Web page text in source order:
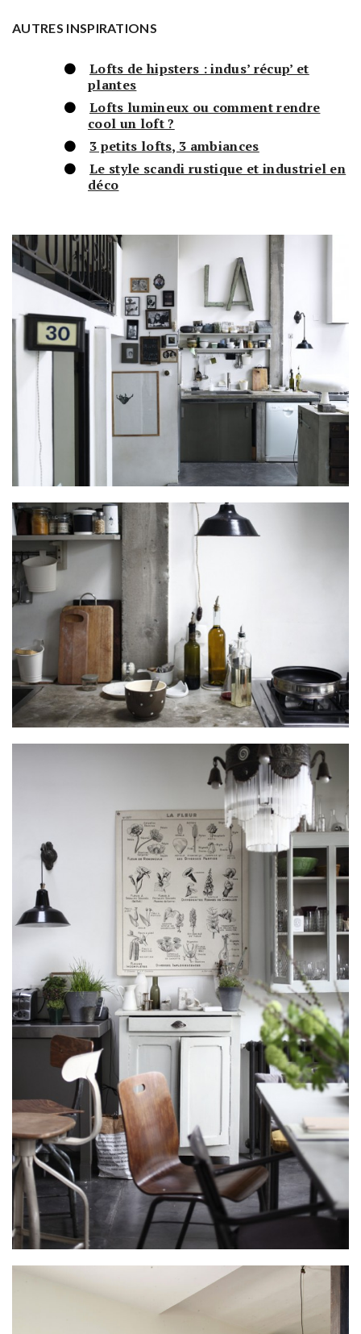
AUTRES INSPIRATIONS
Lofts de hipsters : indus’ récup’ et
plantes
Lofts lumineux ou comment rendre
cool un loft ?
3 petits lofts, 3 ambiances
Le style scandi rustique et industriel en
déco